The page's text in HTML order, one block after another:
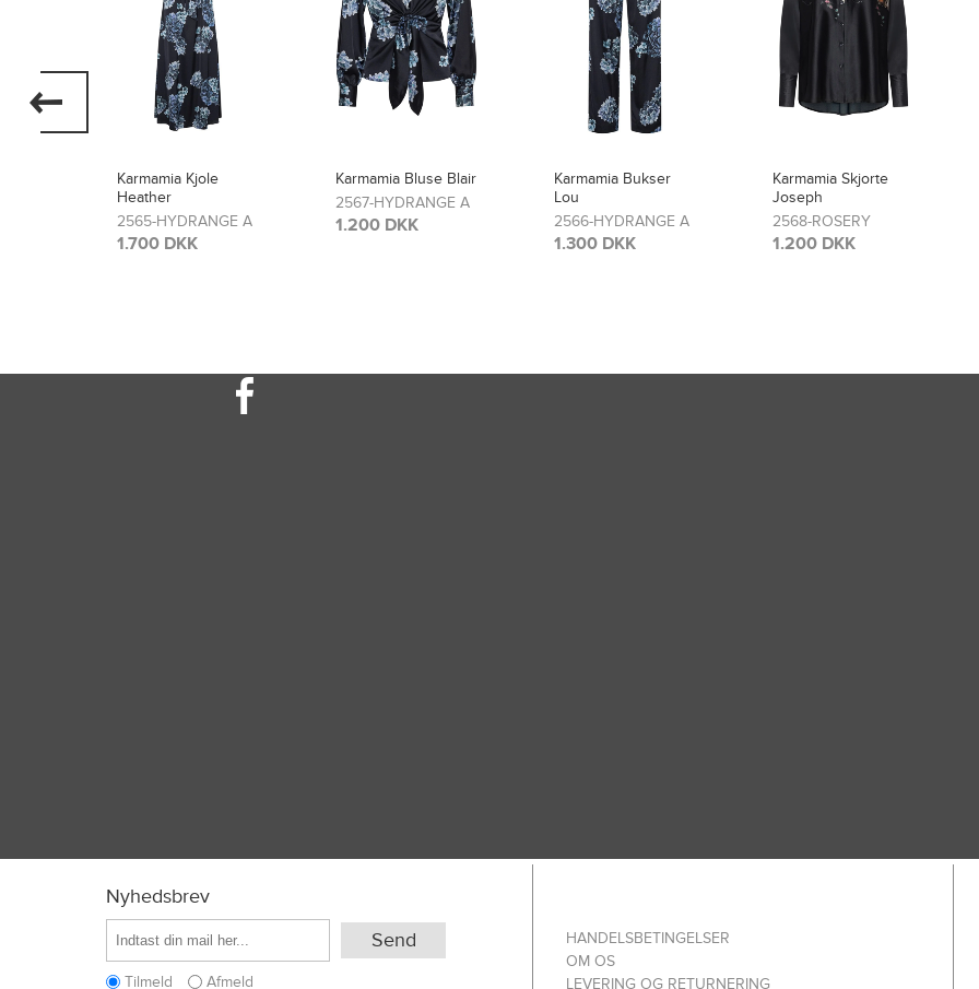
Karmamia Bluse Blair
2567-HYDRANGE A
1.200 DKK
Karmamia Bukser
Lou
2566-HYDRANGE A
Karmamia Skjorte
Joseph
2568-ROSERY
1.200 DKK
Karmamia Bukser
Lou
2481-ROSERY
1.300 DKK
Nyhedsbrev
Tilmeld Afmeld
HANDELSBETINGELSER
OM OS
LEVERING OG RETURNERING